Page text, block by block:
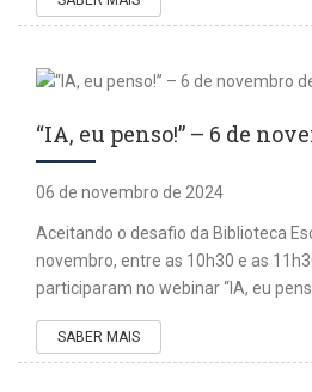
“IA, eu penso!” – 6 de
06 de novembro de 2024
Aceitando o desafio da Biblioteca
novembro, entre as 10h30 e as
participaram no webinar “IA, eu
SABER MAIS